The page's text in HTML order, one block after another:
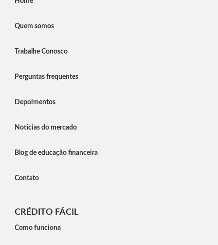
Quem somos
Trabalhe Conosco
Perguntas frequentes
Depoimentos
Notícias do mercado
Blog de educação financeira
Contato
CRÉDITO FÁCIL
Como funciona